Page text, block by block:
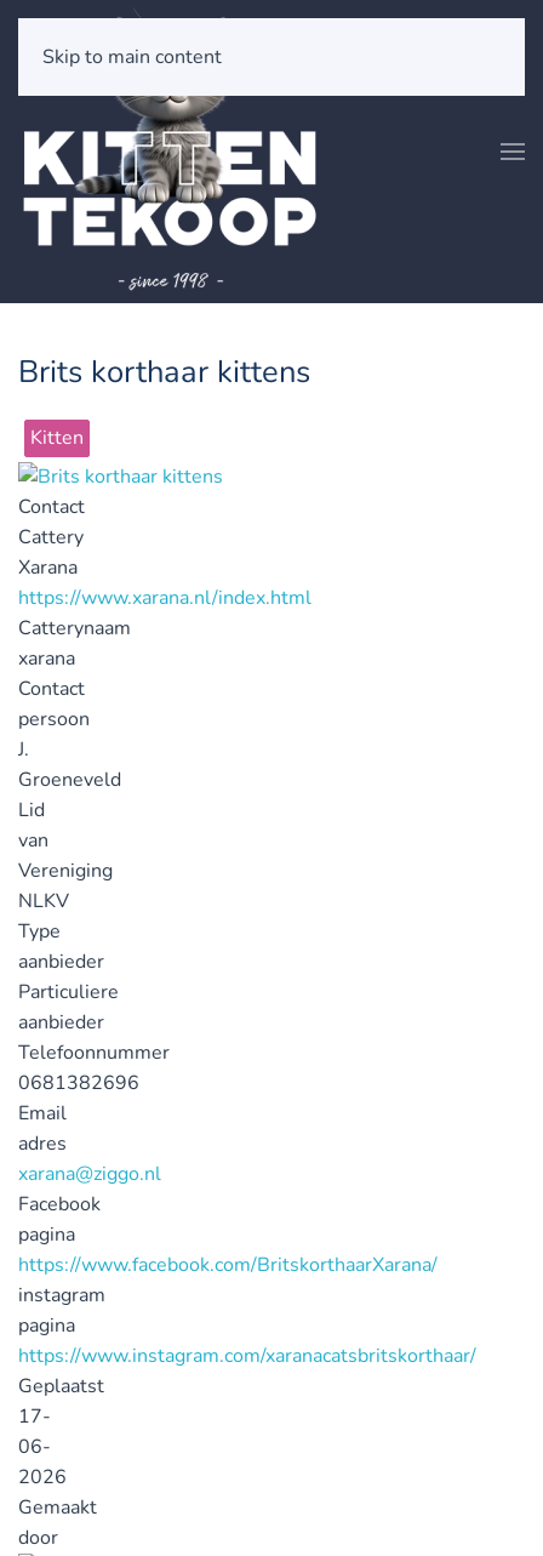
Skip to main content
Brits korthaar kittens
Kitten
Contact
Cattery
Xarana
https://www.xarana.nl/index.html
Catterynaam
xarana
Contact
persoon
J.
Groeneveld
Lid
van
Vereniging
NLKV
Type
aanbieder
Particuliere
aanbieder
Telefoonnummer
0681382696
Email
adres
xarana@ziggo.nl
Facebook
pagina
https://www.facebook.com/BritskorthaarXarana/
instagram
pagina
https://www.instagram.com/xaranacatsbritskorthaar/
Geplaatst
17-
06-
2026
Gemaakt
door